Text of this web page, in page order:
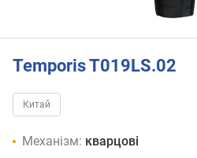
Temporis T019LS.02
Китай
Механізм: кварцові